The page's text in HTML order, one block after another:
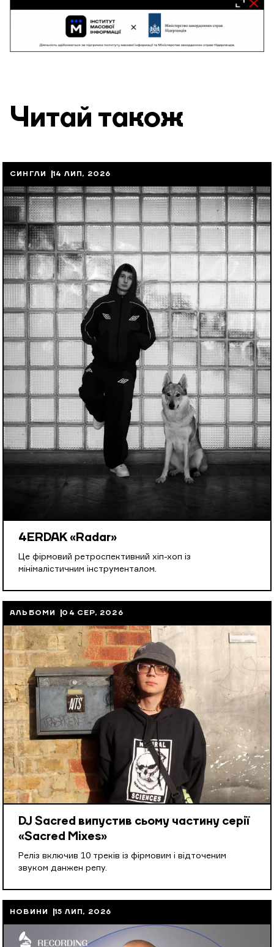
Читай також
СИНГЛИ 14 ЛИП, 2026
4ERDAK «Radar»
Це фірмовий ретроспективний хіп-хоп із
мінімалістичним інструменталом.
АЛЬБОМИ 04 СЕР, 2026
DJ Sacred випустив сьому частину серії
«Sacred Mixes»
Реліз включив 10 треків із фірмовим і відточеним
звуком данжен репу.
НОВИНИ 15 ЛИП, 2026